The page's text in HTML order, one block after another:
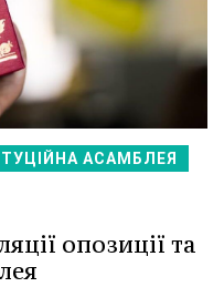
АСАМБЛЕЯ
опозиції та